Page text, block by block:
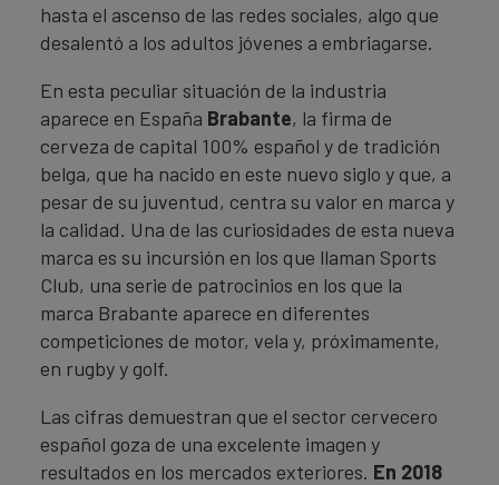
hasta el ascenso de las redes sociales, algo que
desalentó a los adultos jóvenes a embriagarse.
En esta peculiar situación de la industria
aparece en España Brabante, la firma de
cerveza de capital 100% español y de tradición
belga, que ha nacido en este nuevo siglo y que, a
pesar de su juventud, centra su valor en marca y
la calidad. Una de las curiosidades de esta nueva
marca es su incursión en los que llaman Sports
Club, una serie de patrocinios en los que la
marca Brabante aparece en diferentes
competiciones de motor, vela y, próximamente,
en rugby y golf.
Las cifras demuestran que el sector cervecero
español goza de una excelente imagen y
resultados en los mercados exteriores. En 2018